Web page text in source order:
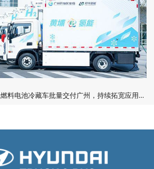
现代商用车190台氢燃料电池冷藏车批量交付广州，持续拓宽应用边界